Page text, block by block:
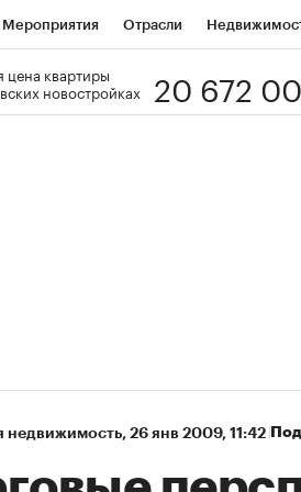
Мероприятия Отрасли
цена квартиры
новостройках
20 672
недвижимость⁠, 26 янв 2009, 11:42